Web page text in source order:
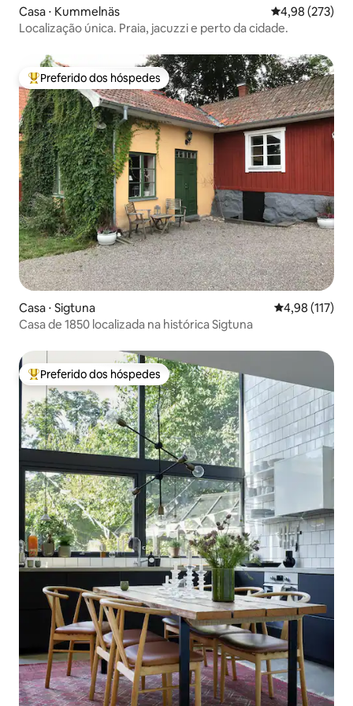
Casa ⋅ Kummelnäs 4,98 de uma
4,98 (273)
Localização única. Praia, jacuzzi e perto da cidade.
Entre os melhores preferidos dos hóspedes
Preferido dos hóspedes
Casa ⋅ Sigtuna 4,98 de uma
4,98 (117)
Casa de 1850 localizada na histórica Sigtuna
Entre os melhores preferidos dos hóspedes
Preferido dos hóspedes